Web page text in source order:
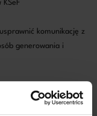
komunikację z
generowania i
pracę